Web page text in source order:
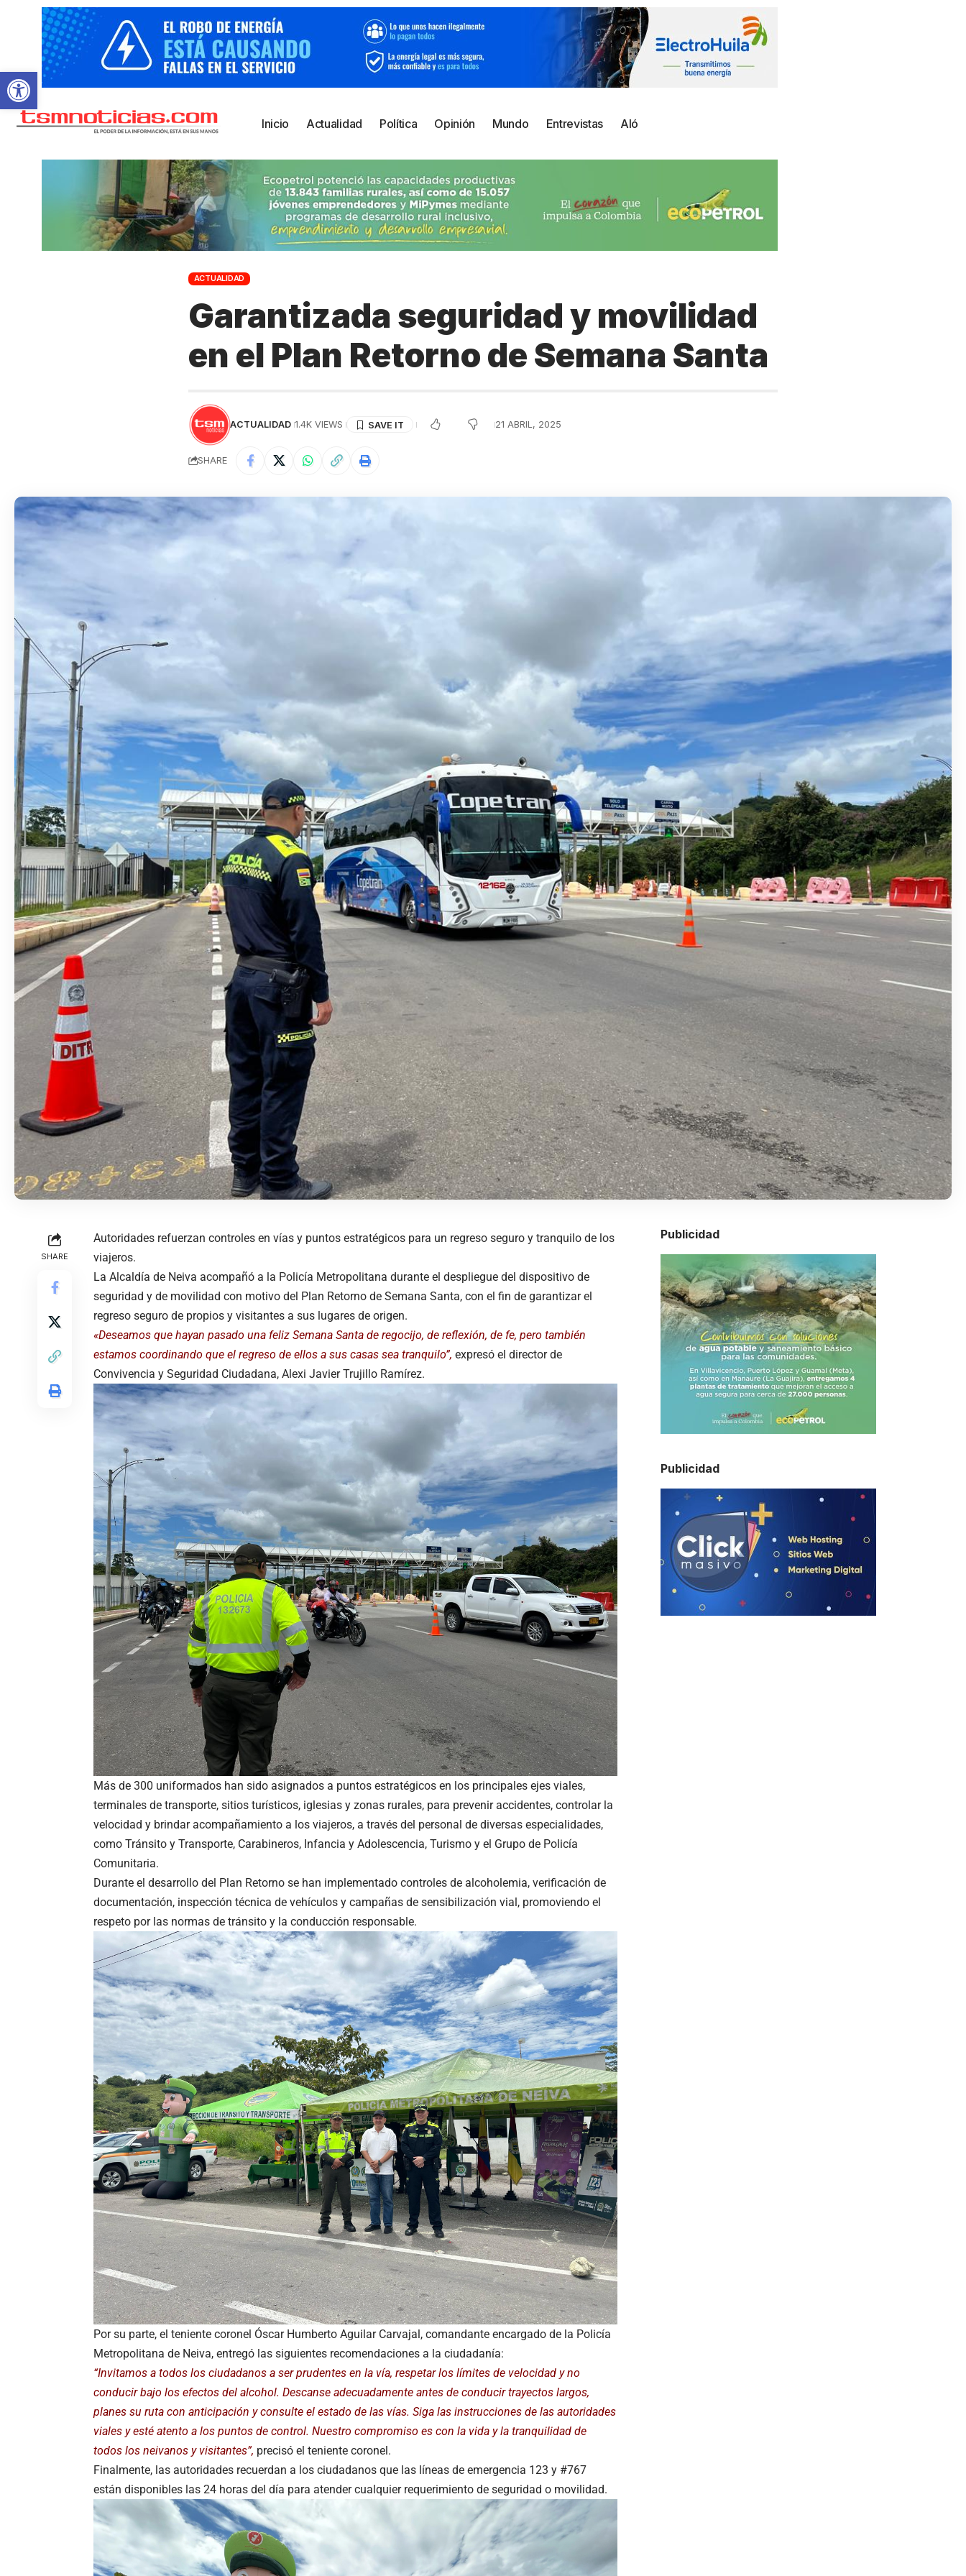
Abrir barra de herramientas
Inicio Actualidad Política Opinión Mundo Entrevistas Aló
ACTUALIDAD
Garantizada seguridad y movilidad
en el Plan Retorno de Semana Santa
ACTUALIDAD 1.4K VIEWS 21 ABRIL, 2025
SHARE
SHARE
Autoridades refuerzan controles en vías y puntos estratégicos para un regreso seguro y tranquilo de los
viajeros.
La Alcaldía de Neiva acompañó a la Policía Metropolitana durante el despliegue del dispositivo de
seguridad y de movilidad con motivo del Plan Retorno de Semana Santa, con el fin de garantizar el
regreso seguro de propios y visitantes a sus lugares de origen.
«Deseamos que hayan pasado una feliz Semana Santa de regocijo, de reflexión, de fe, pero también
estamos coordinando que el regreso de ellos a sus casas sea tranquilo”, expresó el director de
Convivencia y Seguridad Ciudadana, Alexi Javier Trujillo Ramírez.
Más de 300 uniformados han sido asignados a puntos estratégicos en los principales ejes viales,
terminales de transporte, sitios turísticos, iglesias y zonas rurales, para prevenir accidentes, controlar la
velocidad y brindar acompañamiento a los viajeros, a través del personal de diversas especialidades,
como Tránsito y Transporte, Carabineros, Infancia y Adolescencia, Turismo y el Grupo de Policía
Comunitaria.
Durante el desarrollo del Plan Retorno se han implementado controles de alcoholemia, verificación de
documentación, inspección técnica de vehículos y campañas de sensibilización vial, promoviendo el
respeto por las normas de tránsito y la conducción responsable.
Por su parte, el teniente coronel Óscar Humberto Aguilar Carvajal, comandante encargado de la Policía
Metropolitana de Neiva, entregó las siguientes recomendaciones a la ciudadanía:
“Invitamos a todos los ciudadanos a ser prudentes en la vía, respetar los límites de velocidad y no
conducir bajo los efectos del alcohol. Descanse adecuadamente antes de conducir trayectos largos,
planes su ruta con anticipación y consulte el estado de las vías. Siga las instrucciones de las autoridades
viales y esté atento a los puntos de control. Nuestro compromiso es con la vida y la tranquilidad de
todos los neivanos y visitantes”, precisó el teniente coronel.
Finalmente, las autoridades recuerdan a los ciudadanos que las líneas de emergencia 123 y #767
están disponibles las 24 horas del día para atender cualquier requerimiento de seguridad o movilidad.
Publicidad
Publicidad